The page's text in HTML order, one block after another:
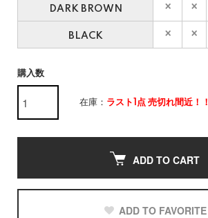
DARK BROWN
BLACK
購入数
在庫： ラスト1点 売切れ間近！！
ADD TO CART
ADD TO FAVORITE